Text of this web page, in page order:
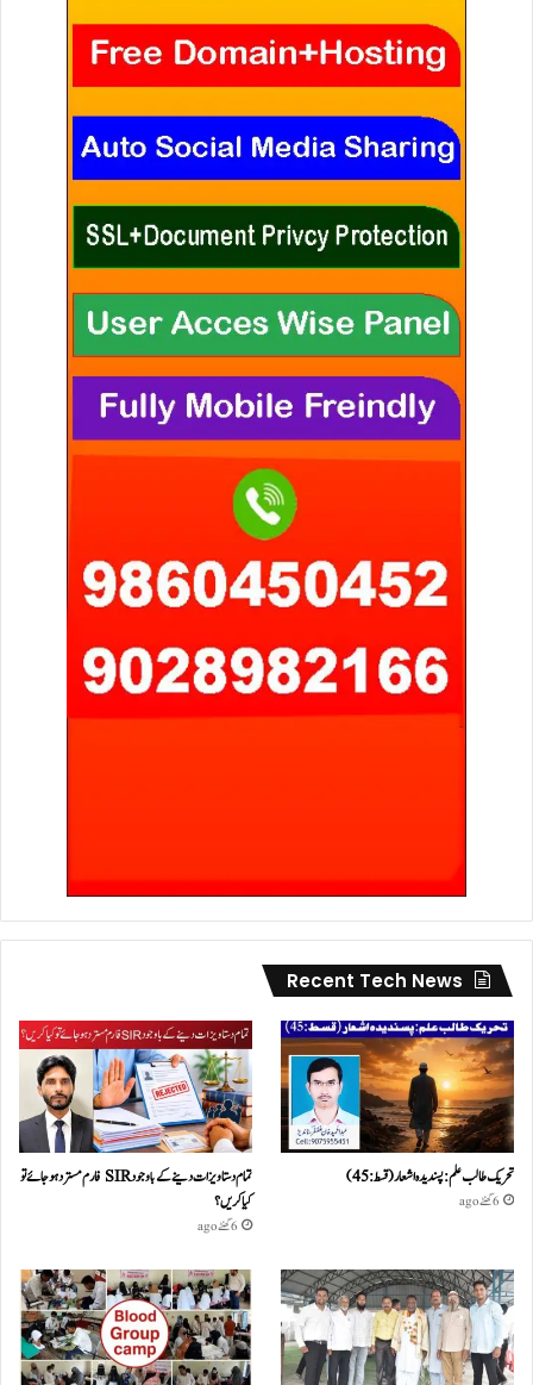
Recent Tech News
تحریک طالب علم: پسندیدہ اشعار (قسط:45)
6 گھنٹے ago
تمام دستاویزات دینے کے باوجود SIR فارم مسترد ہو جائے تو
کیا کریں؟
6 گھنٹے ago